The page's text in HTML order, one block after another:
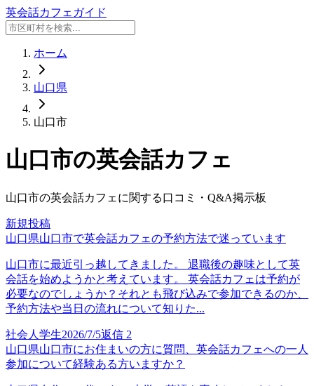
英会話カフェガイド
ホーム
山口県
山口市
山口市の英会話カフェ
山口市の英会話カフェに関する口コミ・Q&A掲示板
新規投稿
山口県山口市で英会話カフェの予約方法で迷っています
山口市に最近引っ越してきました。 退職後の趣味として英
会話を始めようかと考えています。 英会話カフェは予約が
必要なのでしょうか？それとも飛び込みで参加できるのか、
予約方法や当日の流れについて知りた...
社会人学生2026/7/5返信 2
山口県山口市にお住まいの方に質問、英会話カフェへの一人
参加について経験ある方いますか？